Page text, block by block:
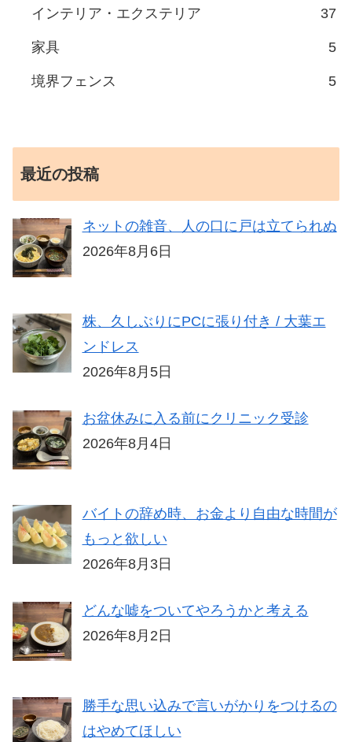
インテリア・エクステリア 37
家具 5
境界フェンス 5
最近の投稿
ネットの雑音、人の口に戸は立てられぬ
2026年8月6日
株、久しぶりにPCに張り付き / 大葉エ
ンドレス
2026年8月5日
お盆休みに入る前にクリニック受診
2026年8月4日
バイトの辞め時、お金より自由な時間が
もっと欲しい
2026年8月3日
どんな嘘をついてやろうかと考える
2026年8月2日
勝手な思い込みで言いがかりをつけるの
はやめてほしい